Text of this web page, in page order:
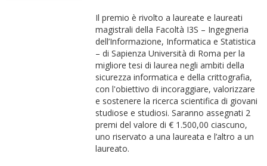
Il premio è rivolto a laureate e laureati
magistrali della Facoltà I3S – Ingegneria
dell’Informazione, Informatica e Statistica
– di Sapienza Università di Roma per la
migliore tesi di laurea negli ambiti della
sicurezza informatica e della crittografia,
con l'obiettivo di incoraggiare, valorizzare
e sostenere la ricerca scientifica di giovani
studiose e studiosi. Saranno assegnati 2
premi del valore di € 1.500,00 ciascuno,
uno riservato a una laureata e l’altro a un
laureato.